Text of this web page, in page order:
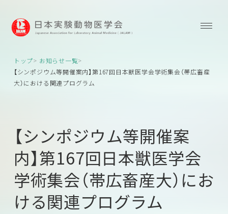
トップ
お知らせ一覧
【シンポジウム等開催案内】第167回日本獣医学会学術集会（帯広畜産
大）における関連プログラム
【シンポジウム等開催案
内】第167回日本獣医学会
学術集会（帯広畜産大）にお
ける関連プログラム